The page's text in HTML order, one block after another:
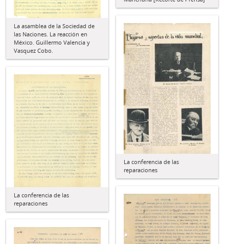
La asamblea de la Sociedad de
las Naciones. La reacción en
México. Guillermo Valencia y
Vasquez Cobo.
La conferencia de las
reparaciones
La conferencia de las
reparaciones